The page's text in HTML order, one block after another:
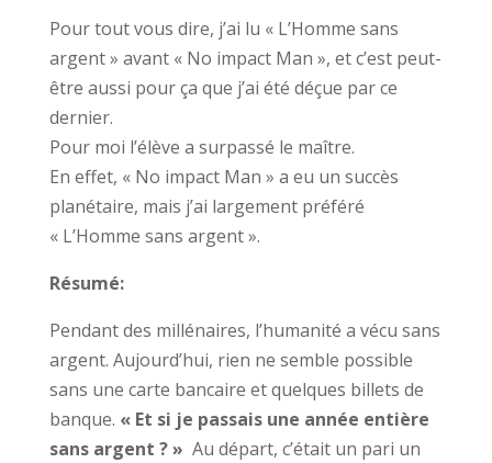
Pour tout vous dire, j’ai lu « L’Homme sans
argent » avant « No impact Man », et c’est peut-
être aussi pour ça que j’ai été déçue par ce
dernier.
Pour moi l’élève a surpassé le maître.
En effet, « No impact Man » a eu un succès
planétaire, mais j’ai largement préféré
« L’Homme sans argent ».
Résumé:
Pendant des millénaires, l’humanité a vécu sans
argent. Aujourd’hui, rien ne semble possible
sans une carte bancaire et quelques billets de
banque. « Et si je passais une année entière
sans argent ? » Au départ, c’était un pari un